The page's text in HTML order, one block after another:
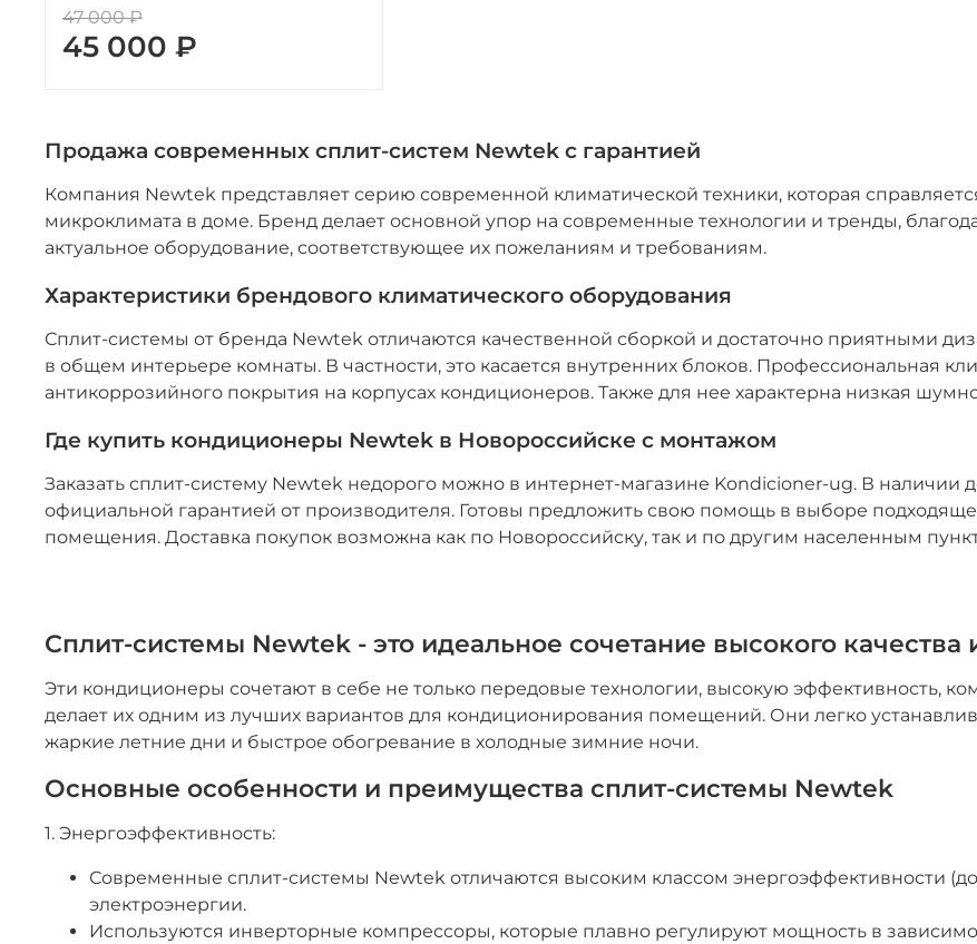
47 000 ₽
45 000 ₽
Продажа современных сплит-систем Newtek с гарантией
Компания Newtek представляет серию современной климатической техники, которая
микроклимата в доме. Бренд делает основной упор на современные технологии и тренды,
актуальное оборудование, соответствующее их пожеланиям и требованиям.
Характеристики брендового климатического оборудования
Сплит-системы от бренда Newtek отличаются качественной сборкой и достаточно приятными
в общем интерьере комнаты. В частности, это касается внутренних блоков. Профессиональная
антикоррозийного покрытия на корпусах кондиционеров. Также для нее характерна низкая
Где купить кондиционеры Newtek в Новороссийске с монтажом
Заказать сплит-систему Newtek недорого можно в интернет-магазине Kondicioner-ug. В
официальной гарантией от производителя. Готовы предложить свою помощь в выборе
помещения. Доставка покупок возможна как по Новороссийску, так и по другим населенным
Сплит-системы Newtek - это идеальное сочетание высокого
Эти кондиционеры сочетают в себе не только передовые технологии, высокую эффективность,
делает их одним из лучших вариантов для кондиционирования помещений. Они легко
жаркие летние дни и быстрое обогревание в холодные зимние ночи.
Основные особенности и преимущества сплит-системы Newtek
1. Энергоэффективность:
Современные сплит-системы Newtek отличаются высоким классом энергоэффективности (до
электроэнергии.
Используются инверторные компрессоры, которые плавно регулируют мощность в